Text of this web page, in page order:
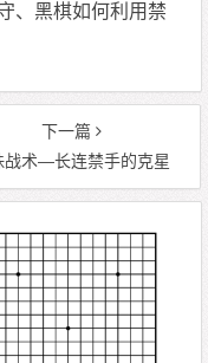
、黑棋如何利用禁
下一篇
战术—长连禁手的克星